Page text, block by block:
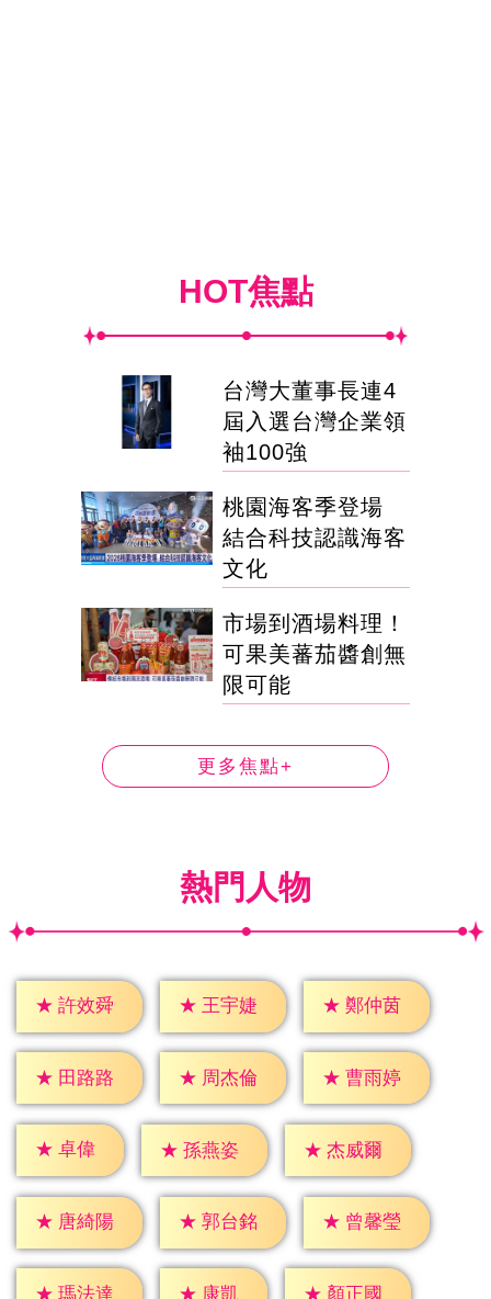
HOT焦點
台灣大董事長連4
屆入選台灣企業領
袖100強
桃園海客季登場
結合科技認識海客
文化
市場到酒場料理！
可果美蕃茄醬創無
限可能
更多焦點+
熱門人物
★ 許效舜 ★ 王宇婕 ★ 鄭仲茵
★ 田路路 ★ 周杰倫 ★ 曹雨婷
★ 卓偉 ★ 孫燕姿 ★ 杰威爾
★ 唐綺陽 ★ 郭台銘 ★ 曾馨瑩
★ 瑪法達 ★ 康凱 ★ 顏正國